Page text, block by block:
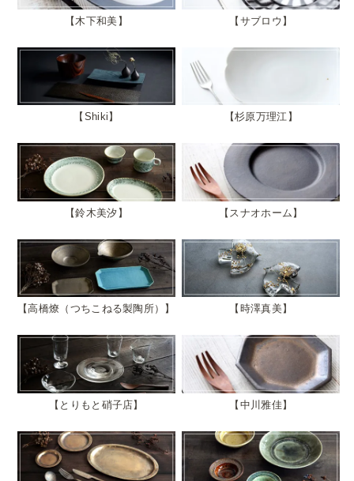
木下和美 サブロウ
Shiki 杉原万理江
鈴木美汐 スナオホーム
高橋燎（つちこねる製陶所） 時澤真美
とりもと硝子店 中川雅佳